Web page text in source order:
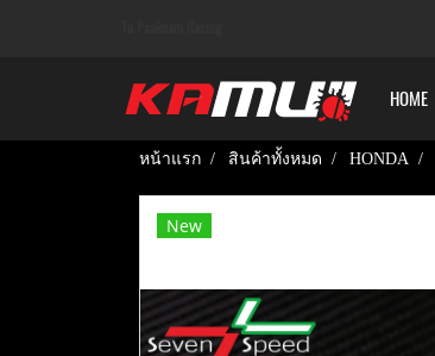
HOME
หน้าแรก สินค้าทั้งหมด HONDA
New